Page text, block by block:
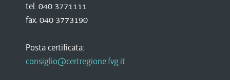
tel. 040 3771111
fax. 040 3773190
Posta certificata:
consiglio@certregione.fvg.it